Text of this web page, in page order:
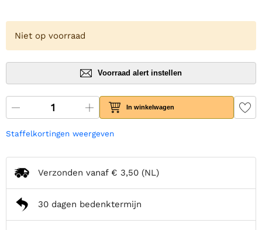
Niet op voorraad
Voorraad alert instellen
In winkelwagen
Staffelkortingen weergeven
Verzonden vanaf € 3,50 (NL)
30 dagen bedenktermijn